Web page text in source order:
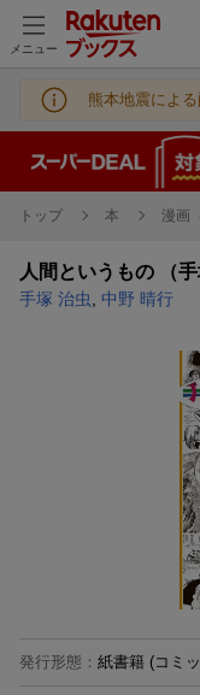
メニュー
熊本地震によ
トップ 本 漫画
人間というもの （
手塚 治虫 中野 晴行
発行形態 ： 紙書籍 (コミ